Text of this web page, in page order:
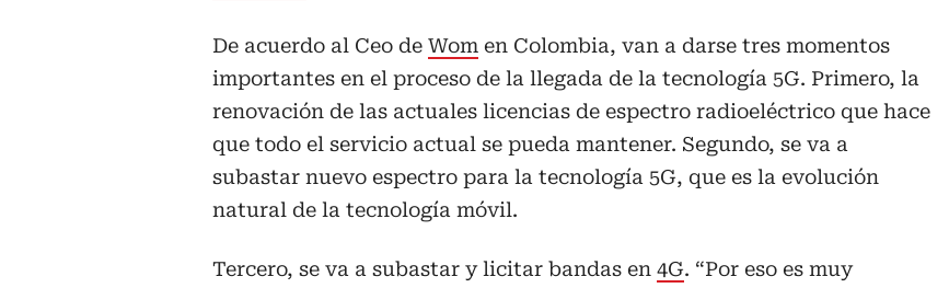
De acuerdo al Ceo de Wom en Colombia, van a darse tres momentos
importantes en el proceso de la llegada de la tecnología 5G. Primero, la
renovación de las actuales licencias de espectro radioeléctrico que hace
que todo el servicio actual se pueda mantener. Segundo, se va a
subastar nuevo espectro para la tecnología 5G, que es la evolución
natural de la tecnología móvil.
Tercero, se va a subastar y licitar bandas en 4G. “Por eso es muy